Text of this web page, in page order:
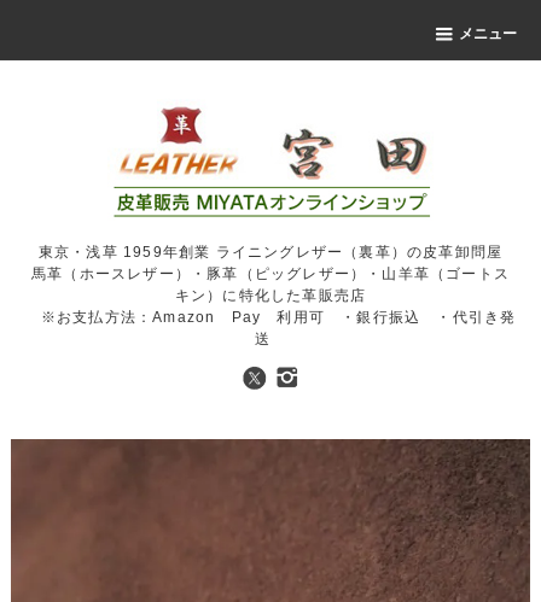
メニュー
東京・浅草 1959年創業 ライニングレザー（裏革）の皮革卸問屋
馬革（ホースレザー）・豚革（ピッグレザー）・山羊革（ゴートス
キン）に特化した革販売店
※お支払方法：Amazon Pay 利用可 ・銀行振込 ・代引き発
送